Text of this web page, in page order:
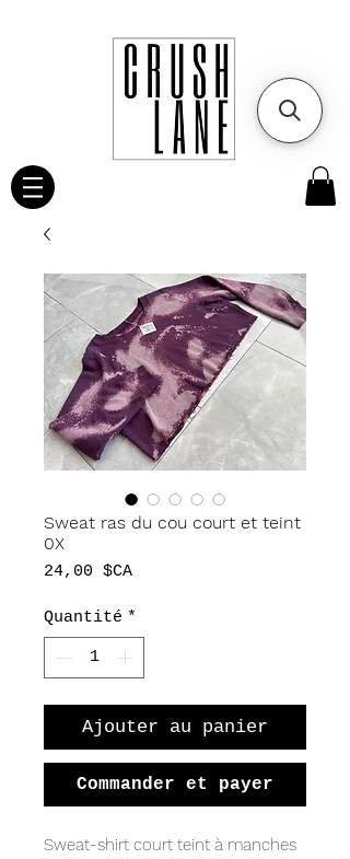
Sweat ras du cou court et teint
0X
24,00 $CAPrix
Quantité *
Ajouter au panier
Commander et payer
Sweat-shirt court teint à manches